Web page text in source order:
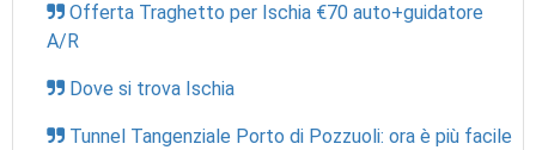
Offerta Traghetto per Ischia €70 auto+guidatore
A/R
Dove si trova Ischia
Tunnel Tangenziale Porto di Pozzuoli: ora è più facile